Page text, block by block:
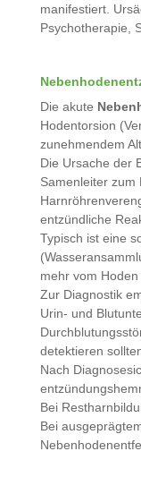
manifestiert.
Psychotherapie,
Die akute
Hodentorsion
zunehmendem
Die Ursache der
Samenleiter zum
entzündliche
Typisch ist eine
mehr vom Hoden
Zur Diagnostik
Urin- und
detektieren
Nach
Bei
Bei